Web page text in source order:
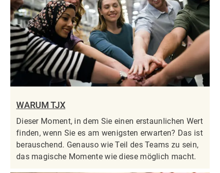
WARUM TJX
Dieser Moment, in dem Sie einen erstaunlichen Wert
finden, wenn Sie es am wenigsten erwarten? Das ist
berauschend. Genauso wie Teil des Teams zu sein,
das magische Momente wie diese möglich macht.